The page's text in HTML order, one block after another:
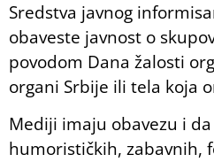
Sredstva javnog
obaveste javnost o
povodom Dana žalosti
organi Srbije ili tela koja
Mediji imaju obavezu i
humorističkih, zabavnih,